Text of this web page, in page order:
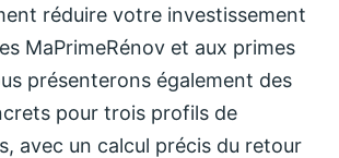
réduire votre investissement
MaPrimeRénov et aux primes
présenterons également des
pour trois profils de
avec un calcul précis du retour